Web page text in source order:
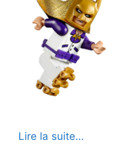
Lire la suite…